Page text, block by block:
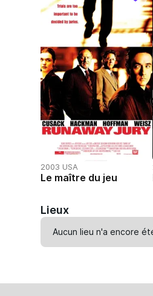
2003 USA
Le maître du jeu
Lieux
Aucun lieu n'a encore